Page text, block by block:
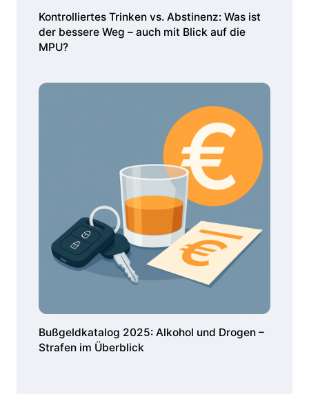
Kontrolliertes Trinken vs. Abstinenz: Was ist
der bessere Weg – auch mit Blick auf die
MPU?
Bußgeldkatalog 2025: Alkohol und Drogen –
Strafen im Überblick